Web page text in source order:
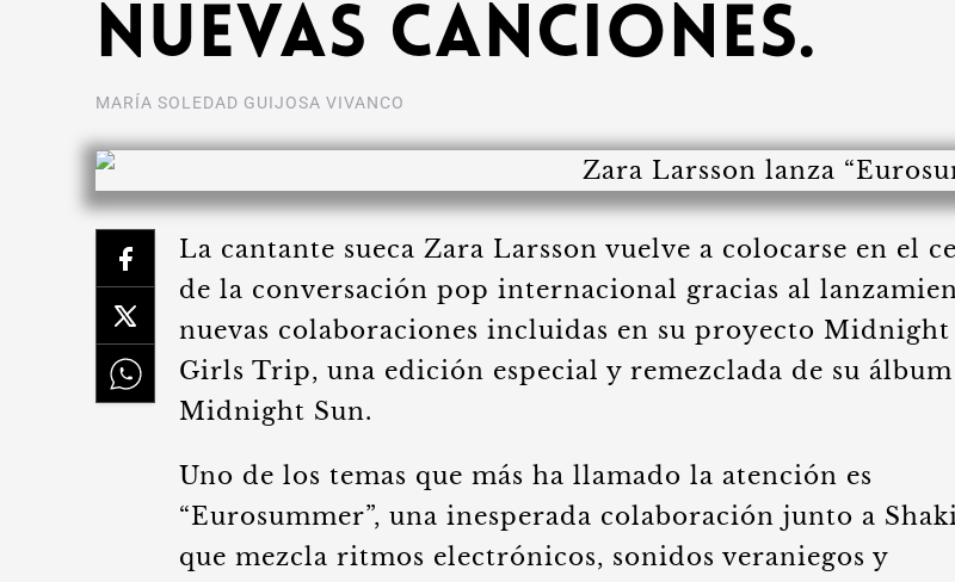
nuevas canciones.
MARÍA SOLEDAD GUIJOSA VIVANCO
La cantante sueca Zara Larsson vuelve a colocarse en el
de la conversación pop internacional gracias al
nuevas colaboraciones incluidas en su proyecto Midnight
Girls Trip, una edición especial y remezclada de su álbum
Midnight Sun.
Uno de los temas que más ha llamado la atención es
“Eurosummer”, una inesperada colaboración junto a
que mezcla ritmos electrónicos, sonidos veraniegos y